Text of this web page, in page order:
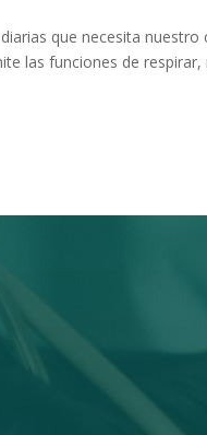
que necesita
las funciones de